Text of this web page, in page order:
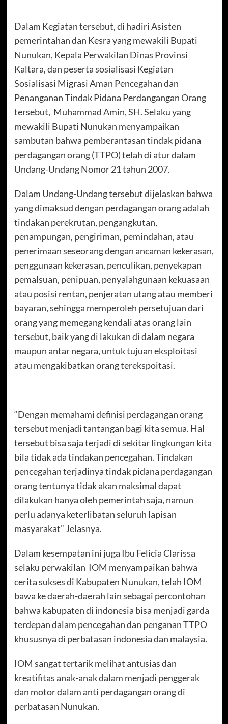
Dalam Kegiatan tersebut, di hadiri Asisten
pemerintahan dan Kesra yang mewakili Bupati
Nunukan, Kepala Perwakilan Dinas Provinsi
Kaltara, dan peserta sosialisasi Kegiatan
Sosialisasi Migrasi Aman Pencegahan dan
Penanganan Tindak Pidana Perdangangan Orang
tersebut, Muhammad Amin, SH. Selaku yang
mewakili Bupati Nunukan menyampaikan
sambutan bahwa pemberantasan tindak pidana
perdagangan orang (TTPO) telah di atur dalam
Undang-Undang Nomor 21 tahun 2007.
Dalam Undang-Undang tersebut dijelaskan bahwa
yang dimaksud dengan perdagangan orang adalah
tindakan perekrutan, pengangkutan,
penampungan, pengiriman, pemindahan, atau
penerimaan seseorang dengan ancaman kekerasan,
penggunaan kekerasan, penculikan, penyekapan
pemalsuan, penipuan, penyalahgunaan kekuasaan
atau posisi rentan, penjeratan utang atau memberi
bayaran, sehingga memperoleh persetujuan dari
orang yang memegang kendali atas orang lain
tersebut, baik yang di lakukan di dalam negara
maupun antar negara, untuk tujuan eksploitasi
atau mengakibatkan orang terekspoitasi.
“Dengan memahami definisi perdagangan orang
tersebut menjadi tantangan bagi kita semua. Hal
tersebut bisa saja terjadi di sekitar lingkungan kita
bila tidak ada tindakan pencegahan. Tindakan
pencegahan terjadinya tindak pidana perdagangan
orang tentunya tidak akan maksimal dapat
dilakukan hanya oleh pemerintah saja, namun
perlu adanya keterlibatan seluruh lapisan
masyarakat” Jelasnya.
Dalam kesempatan ini juga Ibu Felicia Clarissa
selaku perwakilan IOM menyampaikan bahwa
cerita sukses di Kabupaten Nunukan, telah IOM
bawa ke daerah-daerah lain sebagai percontohan
bahwa kabupaten di indonesia bisa menjadi garda
terdepan dalam pencegahan dan penganan TTPO
khususnya di perbatasan indonesia dan malaysia.
IOM sangat tertarik melihat antusias dan
kreatifitas anak-anak dalam menjadi penggerak
dan motor dalam anti perdagangan orang di
perbatasan Nunukan.